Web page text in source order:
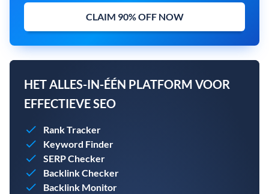
CLAIM 90% OFF NOW
HET ALLES-IN-ÉÉN PLATFORM VOOR
EFFECTIEVE SEO
Rank Tracker
Keyword Finder
SERP Checker
Backlink Checker
Backlink Monitor